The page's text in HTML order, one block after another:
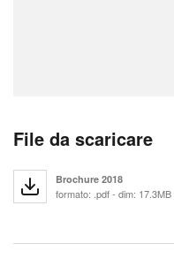
File da scaricare
Brochure 2018
formato: .pdf - dim: 17.3MB